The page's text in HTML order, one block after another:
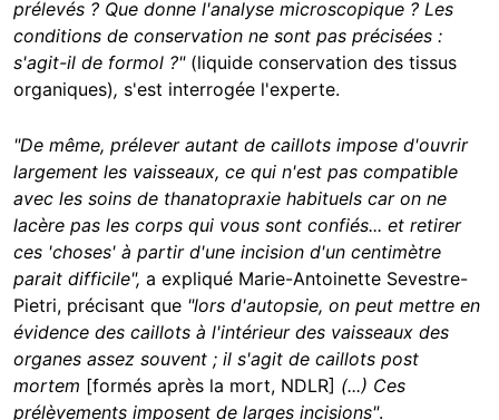
prélevés ? Que donne l'analyse microscopique ? Les
conditions de conservation ne sont pas précisées :
s'agit-il de formol ?" (liquide conservation des tissus
organiques), s'est interrogée l'experte.
"De même, prélever autant de caillots impose d'ouvrir
largement les vaisseaux, ce qui n'est pas compatible
avec les soins de thanatopraxie habituels car on ne
lacère pas les corps qui vous sont confiés... et retirer
ces 'choses' à partir d'une incision d'un centimètre
parait difficile", a expliqué Marie-Antoinette Sevestre-
Pietri, précisant que "lors d'autopsie, on peut mettre en
évidence des caillots à l'intérieur des vaisseaux des
organes assez souvent ; il s'agit de caillots post
mortem [formés après la mort, NDLR] (...) Ces
prélèvements imposent de larges incisions".